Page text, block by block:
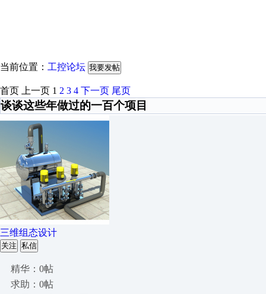
当前位置： 工控论坛 我要发帖
首页 上一页 1 2 3 4 下一页 尾页
谈谈这些年做过的一百个项目
三维组态设计
关注 私信
精华：0帖
求助：0帖